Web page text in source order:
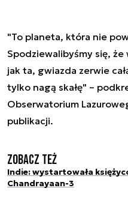
"To planeta, która nie
Spodziewalibyśmy się,
jak ta, gwiazda zerwie
tylko nagą skałę" –
Obserwatorium
publikacji.
Zobacz też
Indie: wystartowała
Chandrayaan-3